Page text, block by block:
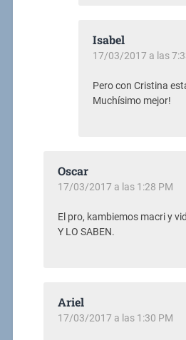
Isabel
17/03/2017 a las
Pero con Cristina
Muchísimo mejor!
Oscar
17/03/2017 a las 1:28 PM
El pro, kambiemos macri y
Y LO SABEN.
Ariel
17/03/2017 a las 1:30 PM